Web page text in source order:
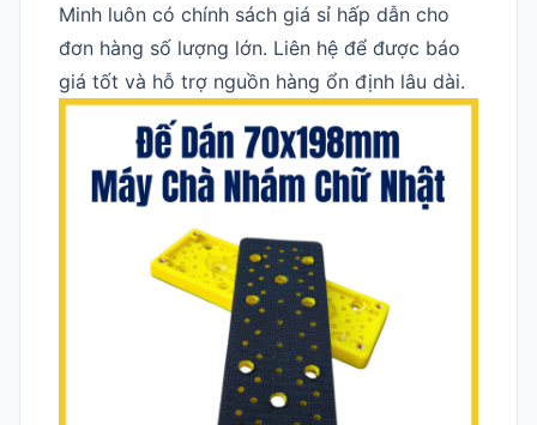
Minh luôn có chính sách giá sỉ hấp dẫn cho
đơn hàng số lượng lớn. Liên hệ để được báo
giá tốt và hỗ trợ nguồn hàng ổn định lâu dài.